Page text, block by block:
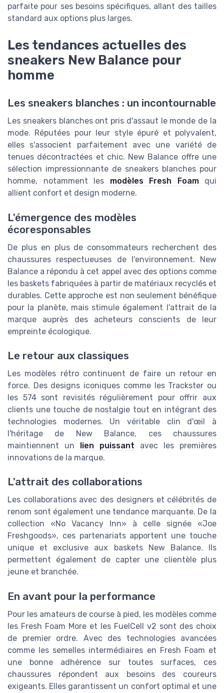
parfaite pour ses besoins spécifiques, allant des tailles
standard aux options plus larges.
Les tendances actuelles des
sneakers New Balance pour
homme
Les sneakers blanches : un incontournable
Les sneakers blanches ont pris d'assaut le monde de la
mode. Réputées pour leur style épuré et polyvalent,
elles s'associent parfaitement avec une variété de
tenues décontractées et chic. New Balance offre une
sélection impressionnante de sneakers blanches pour
homme, notamment les modèles Fresh Foamqui
allient confort et design moderne.
L'émergence des modèles
écoresponsables
De plus en plus de consommateurs recherchent des
chaussures respectueuses de l'environnement. New
Balance a répondu à cet appel avec des options comme
les baskets fabriquées à partir de matériaux recyclés et
durables. Cette approche est non seulement bénéfique
pour la planète, mais stimule également l'attrait de la
marque auprès des acheteurs conscients de leur
empreinte écologique.
Le retour aux classiques
Les modèles rétro continuent de faire un retour en
force. Des designs iconiques comme les Trackster ou
les 574 sont revisités régulièrement pour offrir aux
clients une touche de nostalgie tout en intégrant des
technologies modernes. Un véritable clin d'œil à
l'héritage de New Balance, ces chaussures
maintiennent un lien puissant avec les premières
innovations de la marque.
L'attrait des collaborations
Les collaborations avec des designers et célébrités de
renom sont également une tendance marquante. De la
collection «No Vacancy Inn» à celle signée «Joe
Freshgoods», ces partenariats apportent une touche
unique et exclusive aux baskets New Balance. Ils
permettent également de capter une clientèle plus
jeune et branchée.
En avant pour la performance
Pour les amateurs de course à pied, les modèles comme
les Fresh Foam More et les FuelCell v2 sont des choix
de premier ordre. Avec des technologies avancées
comme les semelles intermédiaires en Fresh Foam et
une bonne adhérence sur toutes surfaces, ces
chaussures répondent aux besoins des coureurs
exigeants. Elles garantissent un confort optimal et une